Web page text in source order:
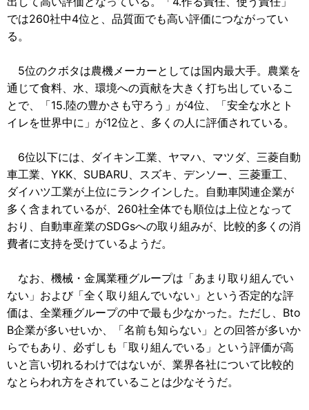
では260社中4位と、品質面でも高い評価につながってい
る。
5位のクボタは農機メーカーとしては国内最大手。農業を
通じて食料、水、環境への貢献を大きく打ち出しているこ
とで、「15.陸の豊かさも守ろう」が4位、「安全な水とト
イレを世界中に」が12位と、多くの人に評価されている。
6位以下には、ダイキン工業、ヤマハ、マツダ、三菱自動
車工業、YKK、SUBARU、スズキ、デンソー、三菱重工、
ダイハツ工業が上位にランクインした。自動車関連企業が
多く含まれているが、260社全体でも順位は上位となって
おり、自動車産業のSDGsへの取り組みが、比較的多くの消
費者に支持を受けているようだ。
なお、機械・金属業種グループは「あまり取り組んでい
ない」および「全く取り組んでいない」という否定的な評
価は、全業種グループの中で最も少なかった。ただし、Bto
B企業が多いせいか、「名前も知らない」との回答が多いか
らでもあり、必ずしも「取り組んでいる」という評価が高
いと言い切れるわけではないが、業界各社について比較的
なとらわれ方をされていることは少なそうだ。